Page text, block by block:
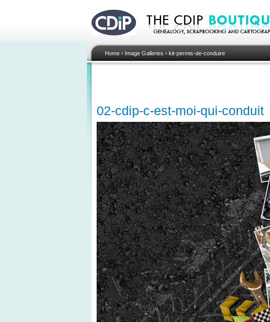
Home› Image Galleries › kit-permis-de-conduire
02-cdip-c-est-moi-qui-conduit